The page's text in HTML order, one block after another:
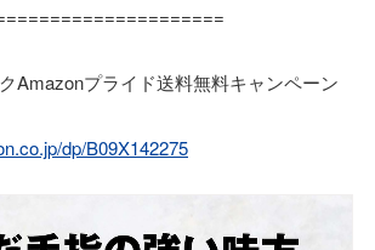
Amazonプライド送料無料キャンペーン
dp/B09X142275